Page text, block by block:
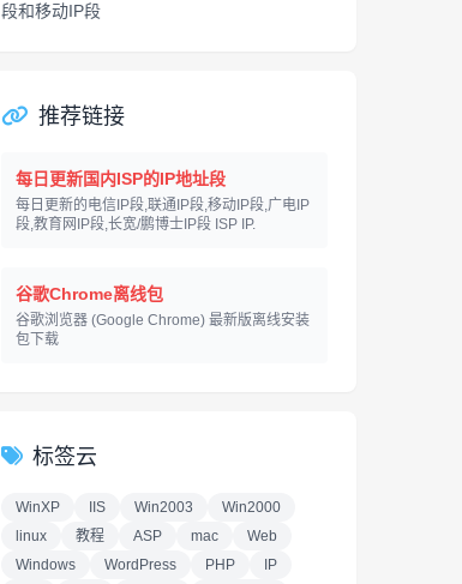
段和移动IP段
推荐链接
每日更新国内ISP的IP地址段
每日更新的电信IP段,联通IP段,移动IP段,广电IP
段,教育网IP段,长宽/鹏博士IP段 ISP IP.
谷歌Chrome离线包
谷歌浏览器 (Google Chrome) 最新版离线安装
包下载
标签云
WinXP IIS Win2003
Win2000
linux
教程 ASP mac
Web
Windows
WordPress PHP
IP